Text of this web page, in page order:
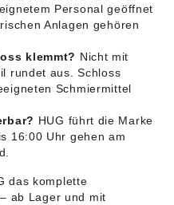
Personal geöffnet
Anlagen gehören
klemmt? Nicht mit
rundet aus. Schloss
Schmiermittel
HUG führt die Marke
16:00 Uhr gehen am
das komplette
ab Lager und mit